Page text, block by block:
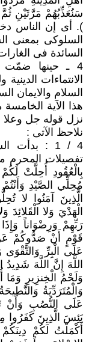
). أى إن الناس
السلوكى بمعنى
السائدة فى
4 ـ حينها ضمّت
الانتماءات
السلام والايمان
هذا الآية
نزل قوله جل وعلا
نلاحظ الآتى :
4 / 1 :
تفصيلات المحرم
بِالْعُقُودِ أُحِلَّتْ لَكُمْ
الَّذِينَ آمَنُوا لا
الْهَدْيَ وَلا
رَبِّهِمْ وَرِضْوَاناً
قَوْمٍ أَنْ صَدُّوكُمْ عَنْ
عَلَى الْبِرِّ وَالتَّقْوَى
وَلَحْمُ الْخِنزِيرِ وَمَا
وَالْمُتَرَدِّيَةُ
عَلَى النُّصُبِ وَأَنْ
يَئِسَ الَّذِينَ كَفَرُوا
أَكْمَلْتُ لَكُمْ